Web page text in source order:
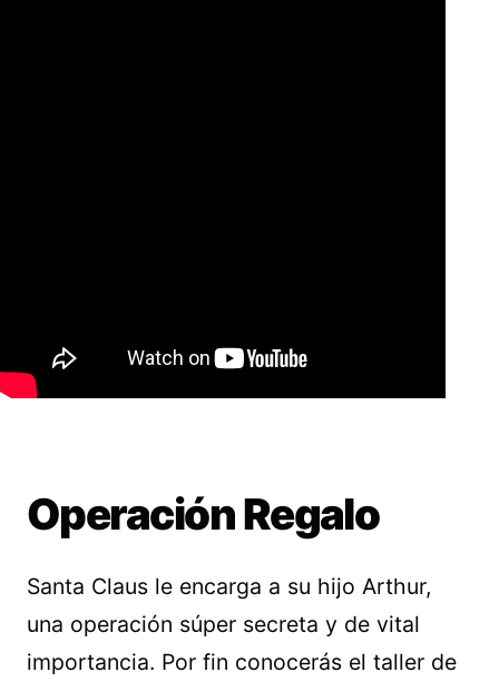
Operación Regalo
Santa Claus le encarga a su hijo Arthur,
una operación súper secreta y de vital
importancia. Por fin conocerás el taller de